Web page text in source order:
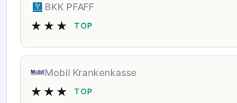
BKK PFAFF
★★★ TOP
Mobil Krankenkasse
★★★ TOP